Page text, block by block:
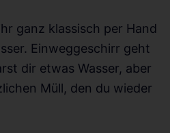
ganz klassisch per Hand
Einweggeschirr geht
dir etwas Wasser, aber
Müll, den du wieder